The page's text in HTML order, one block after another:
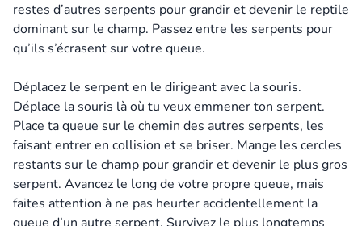
restes d’autres serpents pour grandir et devenir le reptile
dominant sur le champ. Passez entre les serpents pour
qu’ils s’écrasent sur votre queue.
Déplacez le serpent en le dirigeant avec la souris.
Déplace la souris là où tu veux emmener ton serpent.
Place ta queue sur le chemin des autres serpents, les
faisant entrer en collision et se briser. Mange les cercles
restants sur le champ pour grandir et devenir le plus gros
serpent. Avancez le long de votre propre queue, mais
faites attention à ne pas heurter accidentellement la